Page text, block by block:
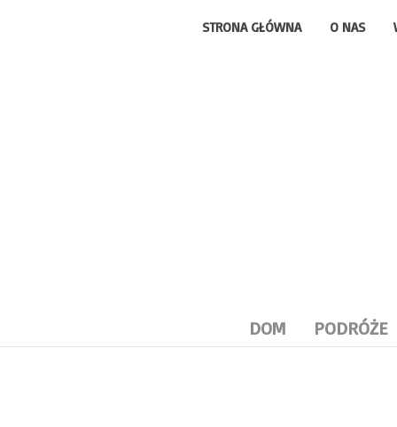
STRONA GŁÓWNA O NAS
DOM PODRÓŻE